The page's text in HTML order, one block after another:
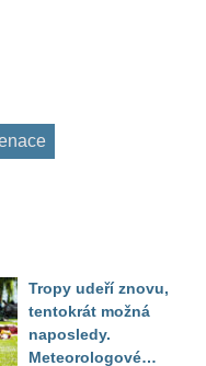
Tropy udeří znovu,
tentokrát možná
naposledy.
Meteorologové